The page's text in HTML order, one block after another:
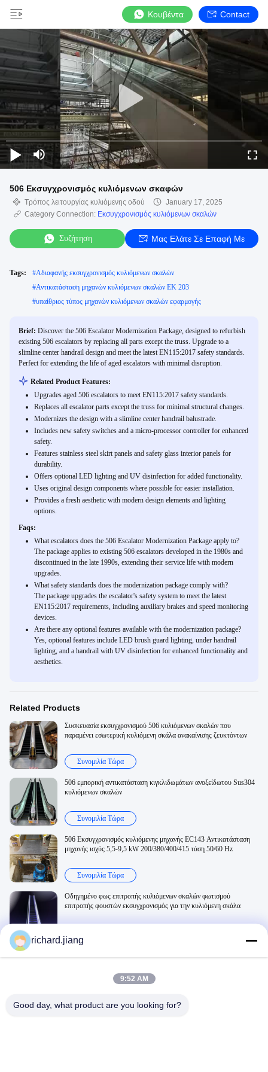
Κουβέντα Contact
506 Εκσυγχρονισμός κυλιόμενων σκαφών
Τρόπος λειτουργίας κυλιόμενης οδού
January 17, 2025
Category Connection: Εκσυγχρονισμός κυλιόμενων σκαλών
Συζήτηση Μας Ελάτε Σε Επαφή Με
Tags: #Αδιαφανής εκσυγχρονισμός κυλιόμενων σκαλών
#Αντικατάσταση μηχανών κυλιόμενων σκαλών ΕΚ 203
#υπαίθριος τύπος μηχανών κυλιόμενων σκαλών εφαρμογής
Brief: Discover the 506 Escalator Modernization Package, designed to refurbish
existing 506 escalators by replacing all parts except the truss. Upgrade to a
slimline center handrail design and meet the latest EN115:2017 safety standards.
Perfect for extending the life of aged escalators with minimal disruption.
Related Product Features:
Upgrades aged 506 escalators to meet EN115:2017 safety standards.
Replaces all escalator parts except the truss for minimal structural changes.
Modernizes the design with a slimline center handrail balustrade.
Includes new safety switches and a micro-processor controller for enhanced
safety.
Features stainless steel skirt panels and safety glass interior panels for
durability.
Offers optional LED lighting and UV disinfection for added functionality.
Uses original design components where possible for easier installation.
Provides a fresh aesthetic with modern design elements and lighting
options.
Faqs:
What escalators does the 506 Escalator Modernization Package apply to?
The package applies to existing 506 escalators developed in the 1980s and
discontinued in the late 1990s, extending their service life with modern
upgrades.
What safety standards does the modernization package comply with?
The package upgrades the escalator's safety system to meet the latest
EN115:2017 requirements, including auxiliary brakes and speed monitoring
devices.
Are there any optional features available with the modernization package?
Yes, optional features include LED brush guard lighting, under handrail
lighting, and a handrail with UV disinfection for enhanced functionality and
aesthetics.
Related Products
Συσκευασία εκσυγχρονισμού 506 κυλιόμενων σκαλών που
παραμένει εσωτερική κυλιόμενη σκάλα ανακαίνισης ζευκτόντων
Συνομιλία Τώρα
506 εμπορική αντικατάσταση κιγκλιδωμάτων ανοξείδωτου Sus304
κυλιόμενων σκαλών
Συνομιλία Τώρα
506 Εκσυγχρονισμός κυλιόμενης μηχανής EC143 Αντικατάσταση
μηχανής ισχύς 5,5-9,5 kW 200/380/400/415 τάση 50/60 Hz
Συνομιλία Τώρα
Οδηγημένο φως επιτροπής κυλιόμενων σκαλών φωτισμού
επιτροπής φουστών εκσυγχρονισμός για την κυλιόμενη σκάλα
richard.jiang
9:52 AM
Good day, what product are you looking for?